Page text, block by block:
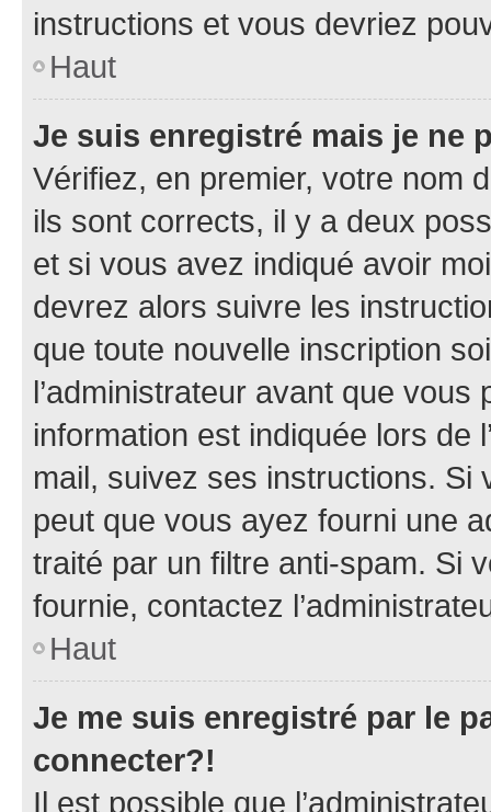
instructions et vous devriez
Haut
Je suis enregistré mais je ne
Vérifiez, en premier, votre nom
ils sont corrects, il y a deux
et si vous avez indiqué avoir
devrez alors suivre les
que toute nouvelle inscription
l’administrateur avant que
information est indiquée lors de
mail, suivez ses instructions. Si
peut que vous ayez fourni une
traité par un filtre anti-spam. Si
fournie, contactez
Haut
Je me suis enregistré par le
connecter?!
Il est possible que